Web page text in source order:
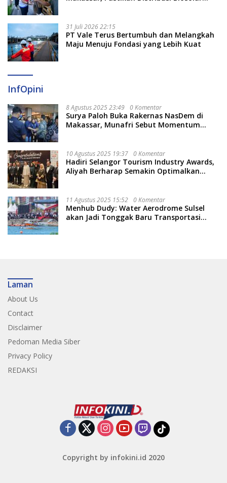
31 Juli 2026 22:15
PT Vale Terus Bertumbuh dan Melangkah
Maju Menuju Fondasi yang Lebih Kuat
InfOpini
8 Agustus 2025 23:49 0 Komentar
Surya Paloh Buka Rakernas NasDem di
Makassar, Munafri Sebut Momentum
10 Agustus 2025 19:37 0 Komentar
Hadiri Selangor Tourism Industry Awards,
Aliyah Berharap Semakin Optimalkan
11 Agustus 2025 15:52 0 Komentar
Menhub Dudy: Water Aerodrome Sulsel
akan Jadi Tonggak Baru Transportasi
Laman
About Us
Contact
Disclaimer
Pedoman Media Siber
Privacy Policy
REDAKSI
Copyright by infokini.id 2020